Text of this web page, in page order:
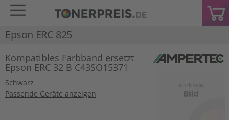
Epson ERC 825
Kompatibles Farbband ersetzt
Epson ERC 32 B C43SO15371
Schwarz
Passende Geräte anzeigen